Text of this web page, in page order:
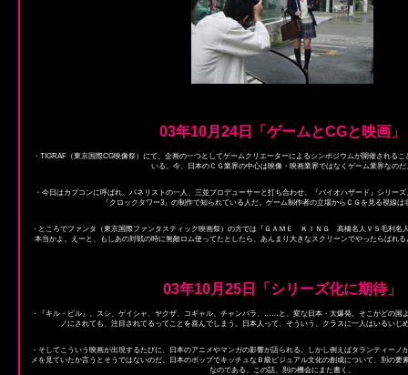
03年10月24日「ゲームとCGと映画」
・TIGRAF（東京国際CG映像祭）にて、企画の一つとしてゲームクリエーターによるシンポジウムが開催される
いる。今、日本のＣＧ業界の中心は映像・映画業界ではなくゲーム業界なのだ
・今日はカプコンに呼ばれ、パネリストの一人、三並プロデューサーと打ち合わせ。『バイオハザード』シリー
『クロックタワー3』の制作で知られている人だ。ゲーム制作者の立場からＣＧを見る視線は
・ところでファンタ（東京国際ファンタスティック映画祭）の方では『ＧＡＭＥ ＫＩＮＧ 高橋名人ＶＳ毛利
本当かよ。えーと、もしあの対戦の時に無敵ロム使ってたとしたら、あんまり大きなスクリーンでやったらばれ
03年10月25日「シリーズ化に期待」
・『キル・ビル』。スシ、ゲイシャ、ヤクザ、コギャル、チャンバラ、……と、変な日本・大爆発。そこがどの国
ノにされても、注目されてるってことを喜んでしまう。日本人って、そういう、クラスに一人はいるいじ
・そしてこういう映画が出現するたびに、日本のアニメやマンガの影響が語られる。しかし例えばタランティーノ
メを見ていたか言うとそうではないのだ。日本のポップでキッチュなＢ級ビジュアル文化の創成について、別の要
なのである。この話、別の機会にまた書く。